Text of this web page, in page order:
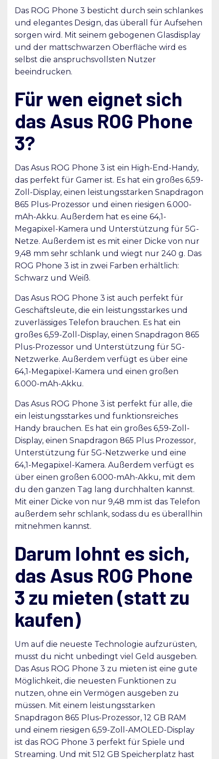
Das ROG Phone 3 besticht durch sein schlankes
und elegantes Design, das überall für Aufsehen
sorgen wird. Mit seinem gebogenen Glasdisplay
und der mattschwarzen Oberfläche wird es
selbst die anspruchsvollsten Nutzer
beeindrucken.
Für wen eignet sich
das Asus ROG Phone
3?
Das Asus ROG Phone 3 ist ein High-End-Handy,
das perfekt für Gamer ist. Es hat ein großes 6,59-
Zoll-Display, einen leistungsstarken Snapdragon
865 Plus-Prozessor und einen riesigen 6.000-
mAh-Akku. Außerdem hat es eine 64,1-
Megapixel-Kamera und Unterstützung für 5G-
Netze. Außerdem ist es mit einer Dicke von nur
9,48 mm sehr schlank und wiegt nur 240 g. Das
ROG Phone 3 ist in zwei Farben erhältlich:
Schwarz und Weiß.
Das Asus ROG Phone 3 ist auch perfekt für
Geschäftsleute, die ein leistungsstarkes und
zuverlässiges Telefon brauchen. Es hat ein
großes 6,59-Zoll-Display, einen Snapdragon 865
Plus-Prozessor und Unterstützung für 5G-
Netzwerke. Außerdem verfügt es über eine
64,1-Megapixel-Kamera und einen großen
6.000-mAh-Akku.
Das Asus ROG Phone 3 ist perfekt für alle, die
ein leistungsstarkes und funktionsreiches
Handy brauchen. Es hat ein großes 6,59-Zoll-
Display, einen Snapdragon 865 Plus Prozessor,
Unterstützung für 5G-Netzwerke und eine
64,1-Megapixel-Kamera. Außerdem verfügt es
über einen großen 6.000-mAh-Akku, mit dem
du den ganzen Tag lang durchhalten kannst.
Mit einer Dicke von nur 9,48 mm ist das Telefon
außerdem sehr schlank, sodass du es überallhin
mitnehmen kannst.
Darum lohnt es sich,
das Asus ROG Phone
3 zu mieten (statt zu
kaufen)
Um auf die neueste Technologie aufzurüsten,
musst du nicht unbedingt viel Geld ausgeben.
Das Asus ROG Phone 3 zu mieten ist eine gute
Möglichkeit, die neuesten Funktionen zu
nutzen, ohne ein Vermögen ausgeben zu
müssen. Mit einem leistungsstarken
Snapdragon 865 Plus-Prozessor, 12 GB RAM
und einem riesigen 6,59-Zoll-AMOLED-Display
ist das ROG Phone 3 perfekt für Spiele und
Streaming. Und mit 512 GB Speicherplatz hast